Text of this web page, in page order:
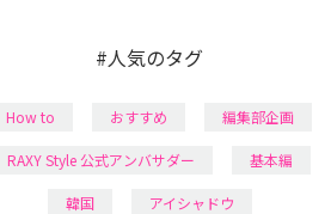
#人気のタグ
How to おすすめ 編集部企画
RAXY Style 公式アンバサダー 基本編
韓国 アイシャドウ